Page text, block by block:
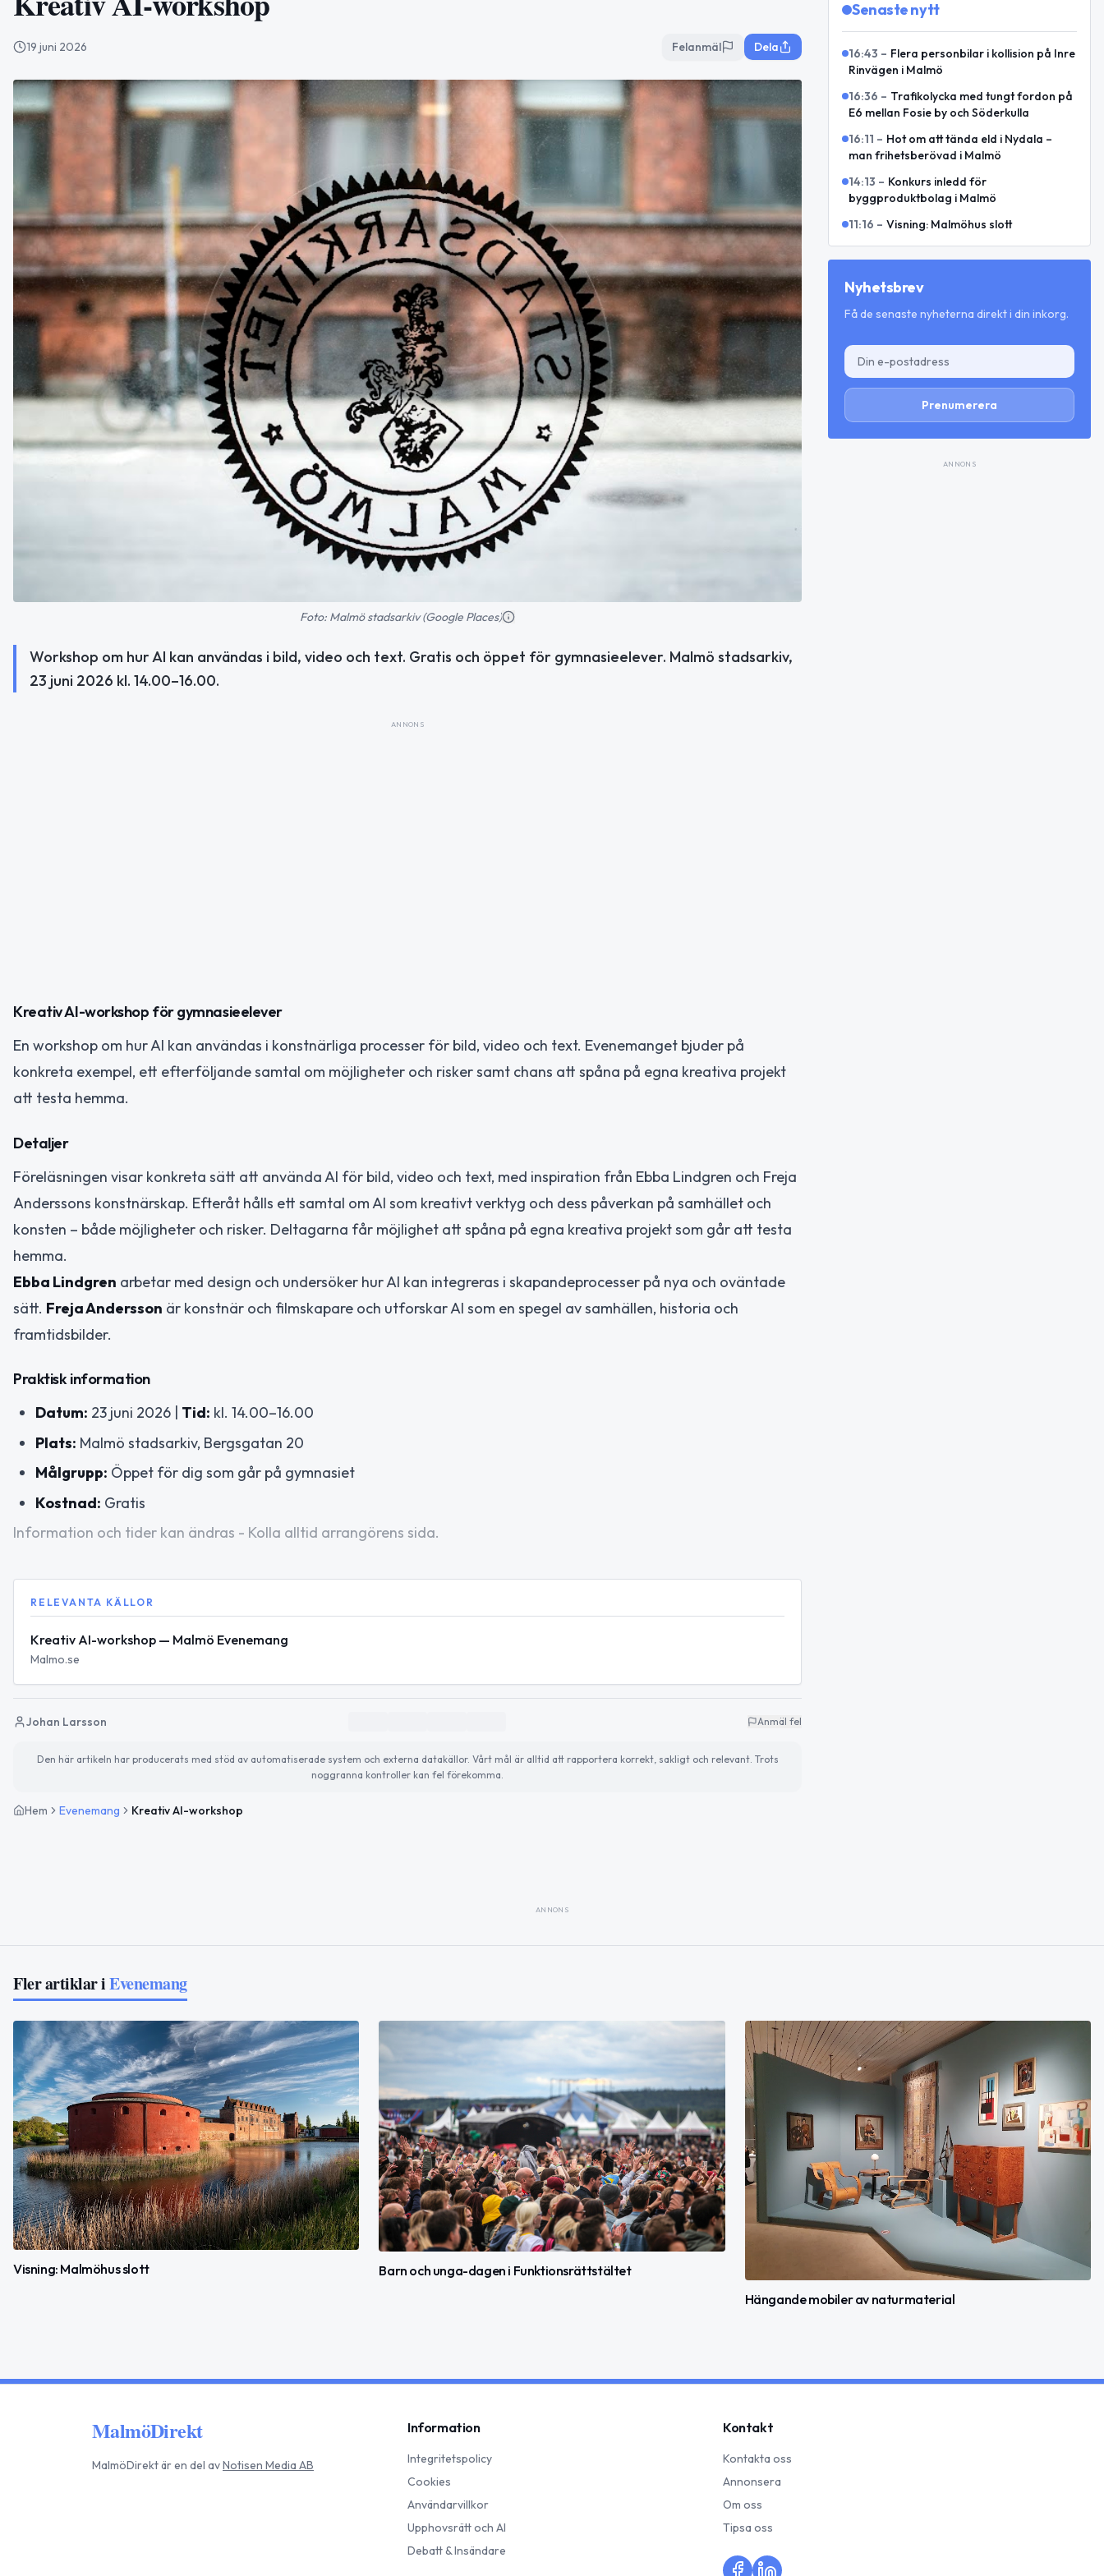
19 juni 2026 Felanmäl Dela
Foto: Malmö stadsarkiv (Google Places)
Workshop om hur AI kan användas i bild, video och text. Gratis och öppet för gymnasieelever. Malmö stadsarkiv,
23 juni 2026 kl. 14.00–16.00.
ANNONS
Kreativ AI-workshop för gymnasieelever
En workshop om hur AI kan användas i konstnärliga processer för bild, video och text. Evenemanget bjuder på
konkreta exempel, ett efterföljande samtal om möjligheter och risker samt chans att spåna på egna kreativa projekt
att testa hemma.
Detaljer
Föreläsningen visar konkreta sätt att använda AI för bild, video och text, med inspiration från Ebba Lindgren och Freja
Anderssons konstnärskap. Efteråt hålls ett samtal om AI som kreativt verktyg och dess påverkan på samhället och
konsten – både möjligheter och risker. Deltagarna får möjlighet att spåna på egna kreativa projekt som går att testa
hemma.
Ebba Lindgren arbetar med design och undersöker hur AI kan integreras i skapandeprocesser på nya och oväntade
sätt. Freja Andersson är konstnär och filmskapare och utforskar AI som en spegel av samhällen, historia och
framtidsbilder.
Praktisk information
Datum: 23 juni 2026 | Tid: kl. 14.00–16.00
Plats: Malmö stadsarkiv, Bergsgatan 20
Målgrupp: Öppet för dig som går på gymnasiet
Kostnad: Gratis
Information och tider kan ändras - Kolla alltid arrangörens sida.
RELEVANTA KÄLLOR
Kreativ AI-workshop — Malmö Evenemang
Malmo.se
Johan Larsson Anmäl fel
Den här artikeln har producerats med stöd av automatiserade system och externa datakällor. Vårt mål är alltid att rapportera korrekt, sakligt och relevant. Trots
noggranna kontroller kan fel förekomma.
Hem Evenemang Kreativ AI-workshop
Senaste nytt
16:43 – Flera personbilar i kollision på Inre
Rinvägen i Malmö
16:36 – Trafikolycka med tungt fordon på
E6 mellan Fosie by och Söderkulla
16:11 – Hot om att tända eld i Nydala –
man frihetsberövad i Malmö
14:13 – Konkurs inledd för
byggproduktbolag i Malmö
11:16 – Visning: Malmöhus slott
Nyhetsbrev
Få de senaste nyheterna direkt i din inkorg.
Prenumerera
ANNONS
ANNONS
Fler artiklar iEvenemang
Visning: Malmöhus slott
Barn och unga-dagen i Funktionsrättstältet
Hängande mobiler av naturmaterial
MalmöDirekt
MalmöDirektär en del avNotisen Media AB
Information
Integritetspolicy
Cookies
Användarvillkor
Upphovsrätt och AI
Debatt & Insändare
Kontakt
Kontakta oss
Annonsera
Om oss
Tipsa oss